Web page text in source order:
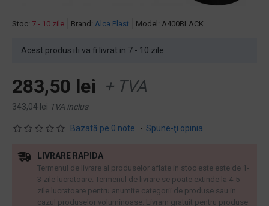
Stoc: 7 - 10 zile Brand: Alca Plast Model: A400BLACK
Acest produs iti va fi livrat in 7 - 10 zile.
Bazată pe 0 note. - Spune-ţi opinia
283,50 lei + TVA
343,04 lei TVA inclus
LIVRARE RAPIDA
Termenul de livrare al produselor aflate in stoc este este de 1-
3 zile lucratoare. Termenul de livrare se poate extinde la 4-5
zile lucratoare pentru anumite categorii de produse sau in
cazul produselor voluminoase. Livram gratuit pentru produse